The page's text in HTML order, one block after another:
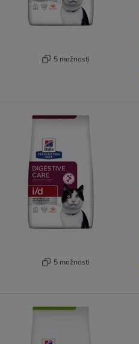
5 možnosti
5 možnosti